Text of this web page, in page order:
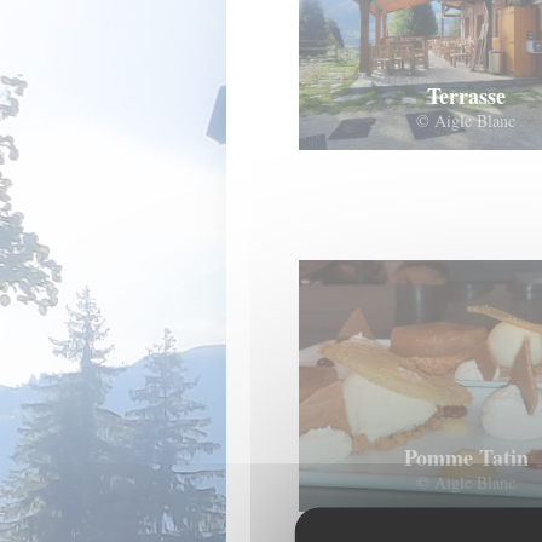
Terrasse
© Aigle Blanc
Pomme Tatin
© Aigle Blanc